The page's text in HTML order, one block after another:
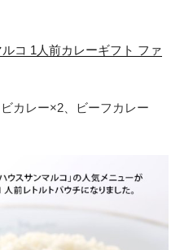
コ 1人前カレーギフト ファ
カレー×2、ビーフカレー